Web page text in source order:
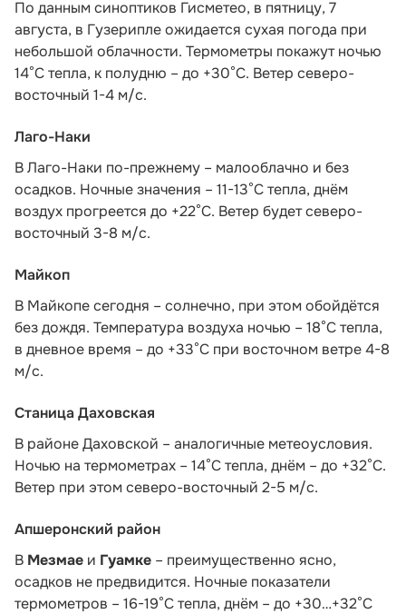
По данным синоптиков Гисметео, в пятницу, 7
августа, в Гузерипле ожидается сухая погода при
небольшой облачности. Термометры покажут ночью
14°С тепла, к полудню – до +30°С. Ветер северо-
восточный 1-4 м/с.
Лаго-Наки
В Лаго-Наки по-прежнему – малооблачно и без
осадков. Ночные значения – 11-13°С тепла, днём
воздух прогреется до +22°С. Ветер будет северо-
восточный 3-8 м/с.
Майкоп
В Майкопе сегодня – солнечно, при этом обойдётся
без дождя. Температура воздуха ночью – 18°С тепла,
в дневное время – до +33°С при восточном ветре 4-8
м/с.
Станица Даховская
В районе Даховской – аналогичные метеоусловия.
Ночью на термометрах – 14°C тепла, днём – до +32°C.
Ветер при этом северо-восточный 2-5 м/с.
Апшеронский район
В Мезмае и Гуамке – преимущественно ясно,
осадков не предвидится. Ночные показатели
термометров – 16-19°С тепла, днём – до +30…+32°С